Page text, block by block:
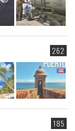
262
185